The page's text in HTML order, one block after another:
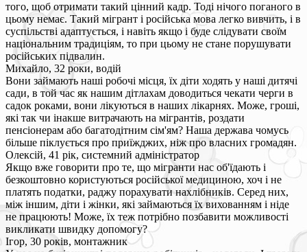
того, щоб отримати такий цінний кадр. Тоді нічого поганого в
цьому немає. Такий мігрант і російська мова легко вивчить, і в
суспільстві адаптується, і навіть якщо і буде слідувати своїм
національним традиціям, то при цьому не стане порушувати
російських підвалин.
Михайло, 32 роки, водій
Вони займають наші робочі місця, їх діти ходять у наші дитячі
сади, в той час як нашим дітлахам доводиться чекати черги в
садок роками, вони лікуються в наших лікарнях. Може, гроші,
які так чи інакше витрачають на мігрантів, роздати
пенсіонерам або багатодітним сім'ям? Наша держава чомусь
більше піклується про приїжджих, ніж про власних громадян.
Олексій, 41 рік, системний адміністратор
Якщо вже говорити про те, що мігранти нас об'їдають і
безкоштовно користуються російської медициною, хоч і не
платять податки, раджу порахувати нахлібників. Серед них,
між іншим, діти і жінки, які займаються їх вихованням і ніде
не працюють! Може, їх теж потрібно позбавити можливості
викликати швидку допомогу?
Ігор, 30 років, монтажник